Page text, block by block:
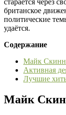
британское
политические
удаётся.
Содержание
Майк
Активная
Лучшие
Майк